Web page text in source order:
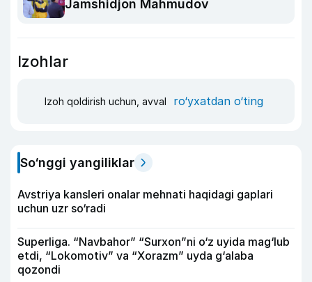
Jamshidjon Mahmudov
Izohlar
Izoh qoldirish uchun, avval ro‘yxatdan o‘ting
So‘nggi yangiliklar
Avstriya kansleri onalar mehnati haqidagi gaplari
uchun uzr so‘radi
Superliga. “Navbahor” “Surxon”ni o‘z uyida mag‘lub
etdi, “Lokomotiv” va “Xorazm” uyda g‘alaba
qozondi